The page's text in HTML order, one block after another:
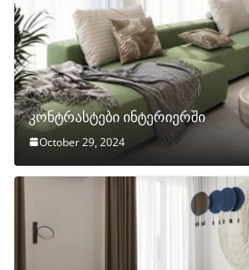
კონტრასტები ინტერიერში
October 29, 2024